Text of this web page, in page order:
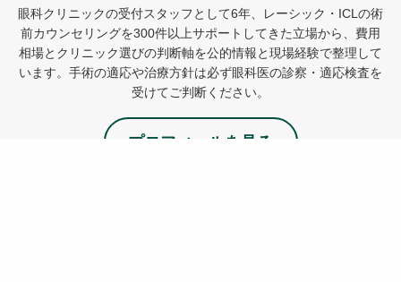
眼科クリニックの受付スタッフとして6年、レーシック・ICLの術
前カウンセリングを300件以上サポートしてきた立場から、費用
相場とクリニック選びの判断軸を公的情報と現場経験で整理して
います。手術の適応や治療方針は必ず眼科医の診察・適応検査を
受けてご判断ください。
プロフィールを見る